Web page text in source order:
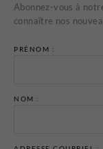
Abonnez-vous à
connaître nos
PRÉNOM :
NOM :